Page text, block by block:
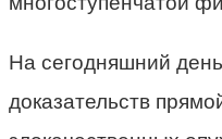
На сегодняшний
доказательств